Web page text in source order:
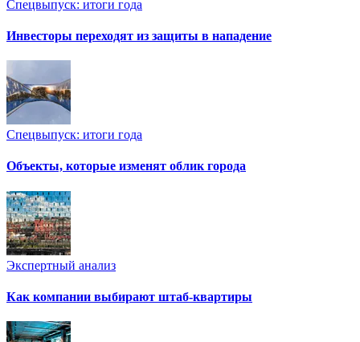
Спецвыпуск: итоги года
Инвесторы переходят из защиты в нападение
Спецвыпуск: итоги года
Объекты, которые изменят облик города
Экспертный анализ
Как компании выбирают штаб-квартиры